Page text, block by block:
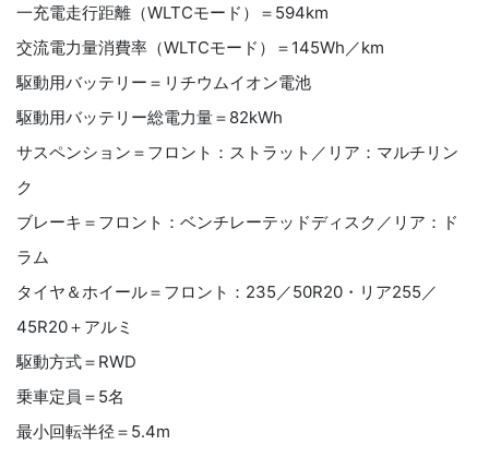
一充電走行距離（WLTCモード）＝594km
交流電力量消費率（WLTCモード）＝145Wh ／km
駆動用バッテリー＝リチウムイオン電池
駆動用バッテリー総電力量＝82kWh
サスペンション＝フロント：ストラット／リア：マルチリン
ク
ブレーキ＝フロント：ベンチレーテッドディスク／リア：ド
ラム
タイヤ＆ホイール＝フロント： 235 ／50R20・リア255／
45R20＋アルミ
駆動方式＝RWD
乗車定員＝5名
最小回転半径＝5.4m